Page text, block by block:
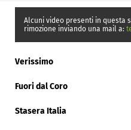
Alcuni video presenti in questa
rimozione inviando una mail a:
Verissimo
Fuori dal Coro
Stasera Italia